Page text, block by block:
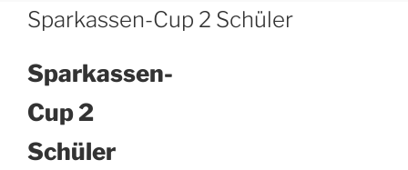
Sparkassen-Cup 2 Schüler
Sparkassen-
Cup 2
Schüler